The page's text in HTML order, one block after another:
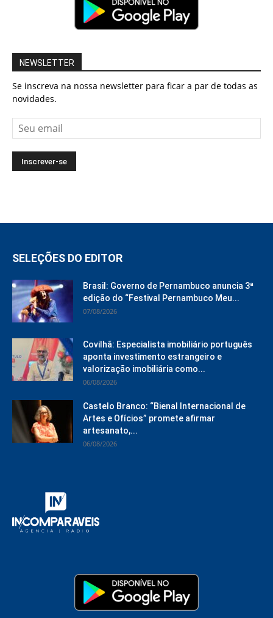
NEWSLETTER
Se inscreva na nossa newsletter para ficar a par de todas as
novidades.
SELEÇÕES DO EDITOR
Brasil: Governo de Pernambuco anuncia 3ª
edição do “Festival Pernambuco Meu...
07/08/2026
Covilhã: Especialista imobiliário português
aponta investimento estrangeiro e
valorização imobiliária como...
06/08/2026
Castelo Branco: “Bienal Internacional de
Artes e Ofícios” promete afirmar
artesanato,...
06/08/2026